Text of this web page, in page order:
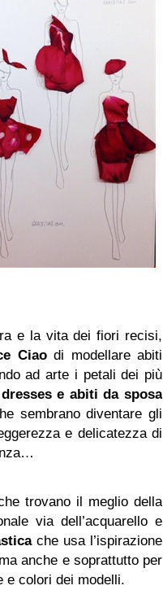
e la vita dei fiori recisi,
Ciaodi modellare abiti
ad arte i petali dei più
e abiti da sposa
sembrano diventare gli
e delicatezza di
trovano il meglio della
via dell’acquarello e
che usa l’ispirazione
anche e soprattutto per
e colori dei modelli.